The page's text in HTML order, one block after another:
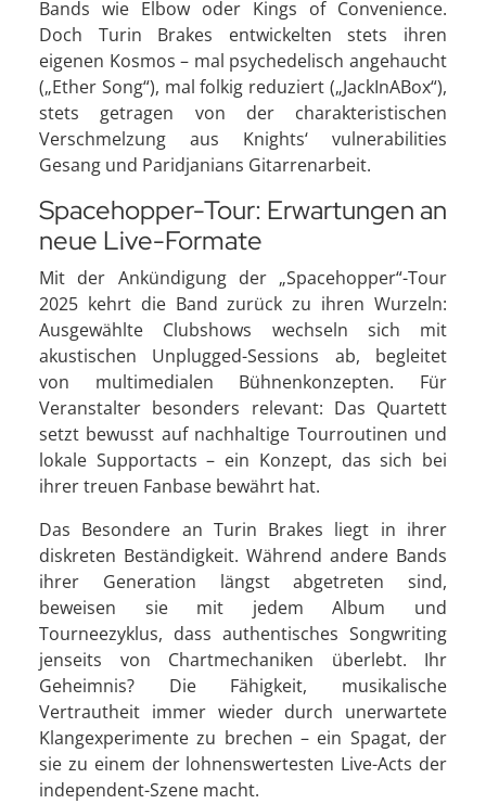
Bands wie Elbow oder Kings of Convenience.
Doch Turin Brakes entwickelten stets ihren
eigenen Kosmos – mal psychedelisch angehaucht
(„Ether Song“), mal folkig reduziert („JackInABox“),
stets getragen von der charakteristischen
Verschmelzung aus Knights‘ vulnerabilities
Gesang und Paridjanians Gitarrenarbeit.
Spacehopper-Tour: Erwartungen an
neue Live-Formate
Mit der Ankündigung der „Spacehopper“-Tour
2025 kehrt die Band zurück zu ihren Wurzeln:
Ausgewählte Clubshows wechseln sich mit
akustischen Unplugged-Sessions ab, begleitet
von multimedialen Bühnenkonzepten. Für
Veranstalter besonders relevant: Das Quartett
setzt bewusst auf nachhaltige Tourroutinen und
lokale Supportacts – ein Konzept, das sich bei
ihrer treuen Fanbase bewährt hat.
Das Besondere an Turin Brakes liegt in ihrer
diskreten Beständigkeit. Während andere Bands
ihrer Generation längst abgetreten sind,
beweisen sie mit jedem Album und
Tourneezyklus, dass authentisches Songwriting
jenseits von Chartmechaniken überlebt. Ihr
Geheimnis? Die Fähigkeit, musikalische
Vertrautheit immer wieder durch unerwartete
Klangexperimente zu brechen – ein Spagat, der
sie zu einem der lohnenswertesten Live-Acts der
independent-Szene macht.